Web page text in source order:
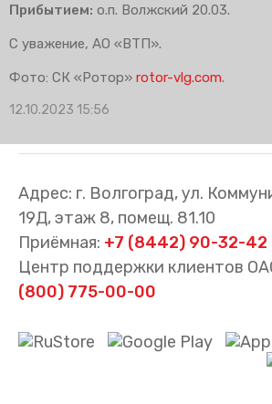
Прибытием: о.п. Волжский 20.03.
С уважение, АО «ВТП».
Фото: СК «Ротор» rotor-vlg.com.
12.10.2023 15:56
Адрес: г. Волгоград, ул.
19Д, этаж 8, помещ. 81.10
Приёмная: +7 (8442) 90-32-42
Центр поддержки клиентов
(800) 775-00-00